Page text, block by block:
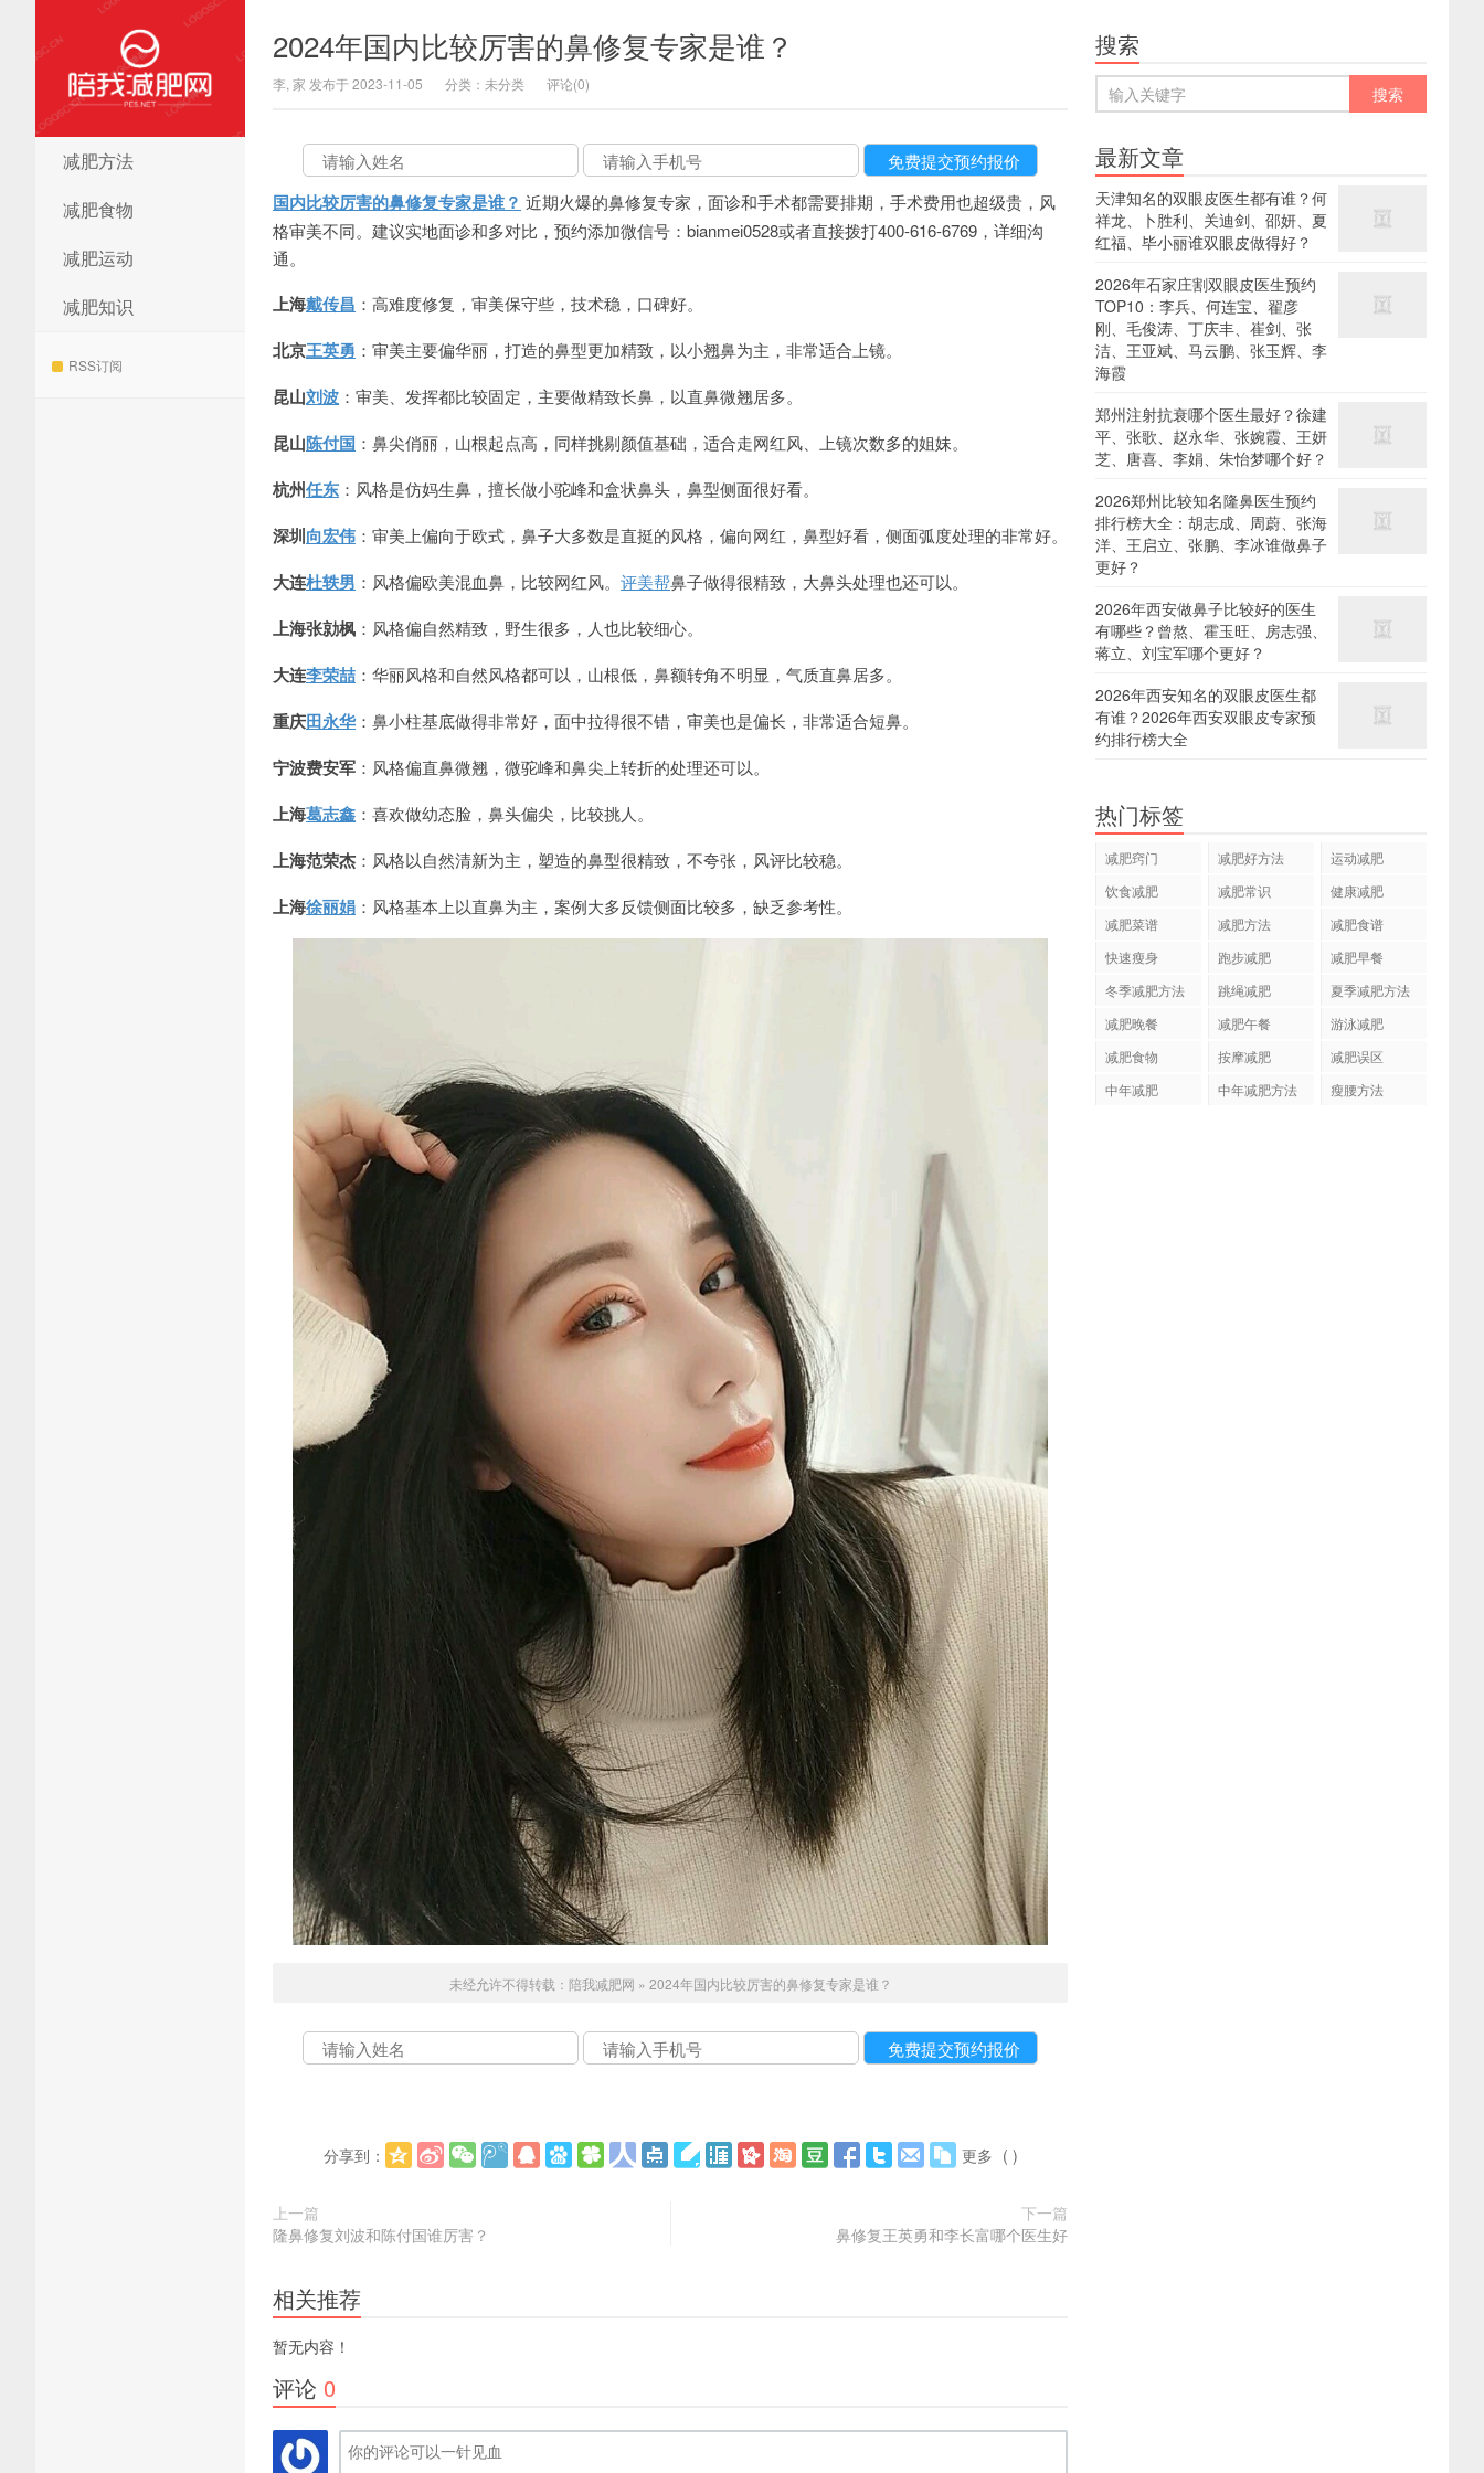
陪我减肥网
减肥方法
减肥食物
减肥运动
减肥知识
RSS订阅
2024年国内比较厉害的鼻修复专家是谁？
李, 家 发布于 2023-11-05 分类：未分类 评论(0)
国内比较厉害的鼻修复专家是谁？ 近期火爆的鼻修复专家，面诊和手术都需要排期，手术费用也超级贵，风
格审美不同。建议实地面诊和多对比，预约添加微信号：bianmei0528或者直接拨打400-616-6769，详细沟
通。
上海戴传昌 ：高难度修复，审美保守些，技术稳，口碑好。
北京王英勇 ：审美主要偏华丽，打造的鼻型更加精致，以小翘鼻为主，非常适合上镜。
昆山刘波 ：审美、发挥都比较固定，主要做精致长鼻，以直鼻微翘居多。
昆山陈付国 ：鼻尖俏丽，山根起点高，同样挑剔颜值基础，适合走网红风、上镜次数多的姐妹。
杭州任东 ：风格是仿妈生鼻，擅长做小驼峰和盒状鼻头，鼻型侧面很好看。
深圳向宏伟 ：审美上偏向于欧式，鼻子大多数是直挺的风格，偏向网红，鼻型好看，侧面弧度处理的非常好。
大连杜轶男 ：风格偏欧美混血鼻，比较网红风。 评美帮鼻子做得很精致，大鼻头处理也还可以。
上海张勍枫 ：风格偏自然精致，野生很多，人也比较细心。
大连李荣喆 ：华丽风格和自然风格都可以，山根低，鼻额转角不明显，气质直鼻居多。
重庆田永华：鼻小柱基底做得非常好，面中拉得很不错，审美也是偏长，非常适合短鼻。
宁波费安军 ：风格偏直鼻微翘，微驼峰和鼻尖上转折的处理还可以。
上海葛志鑫 ：喜欢做幼态脸，鼻头偏尖，比较挑人。
上海范荣杰 ：风格以自然清新为主，塑造的鼻型很精致，不夸张，风评比较稳。
上海徐丽娟 ：风格基本上以直鼻为主，案例大多反馈侧面比较多，缺乏参考性。
未经允许不得转载： 陪我减肥网 » 2024年国内比较厉害的鼻修复专家是谁？
分享到： 更多 ( )
上一篇
隆鼻修复刘波和陈付国谁厉害？
下一篇
鼻修复王英勇和李长富哪个医生好
相关推荐
暂无内容！
评论 0
搜索
最新文章
天津知名的双眼皮医生都有谁？何
祥龙、卜胜利、关迪剑、邵妍、夏
红福、毕小丽谁双眼皮做得好？
2026年石家庄割双眼皮医生预约
TOP10：李兵、何连宝、翟彦
刚、毛俊涛、丁庆丰、崔剑、张
洁、王亚斌、马云鹏、张玉辉、李
海霞
郑州注射抗衰哪个医生最好？徐建
平、张歌、赵永华、张婉霞、王妍
芝、唐喜、李娟、朱怡梦哪个好？
2026郑州比较知名隆鼻医生预约
排行榜大全：胡志成、周蔚、张海
洋、王启立、张鹏、李冰谁做鼻子
更好？
2026年西安做鼻子比较好的医生
有哪些？曾熬、霍玉旺、房志强、
蒋立、刘宝军哪个更好？
2026年西安知名的双眼皮医生都
有谁？2026年西安双眼皮专家预
约排行榜大全
热门标签
减肥窍门 减肥好方法
运动减肥
饮食减肥
减肥常识
健康减肥
减肥菜谱
减肥方法
减肥食谱
快速瘦身
跑步减肥
减肥早餐
冬季减肥方法
跳绳减肥
夏季减肥方法
减肥晚餐
减肥午餐
游泳减肥
减肥食物
按摩减肥
减肥误区
中年减肥
中年减肥方法 瘦腰方法